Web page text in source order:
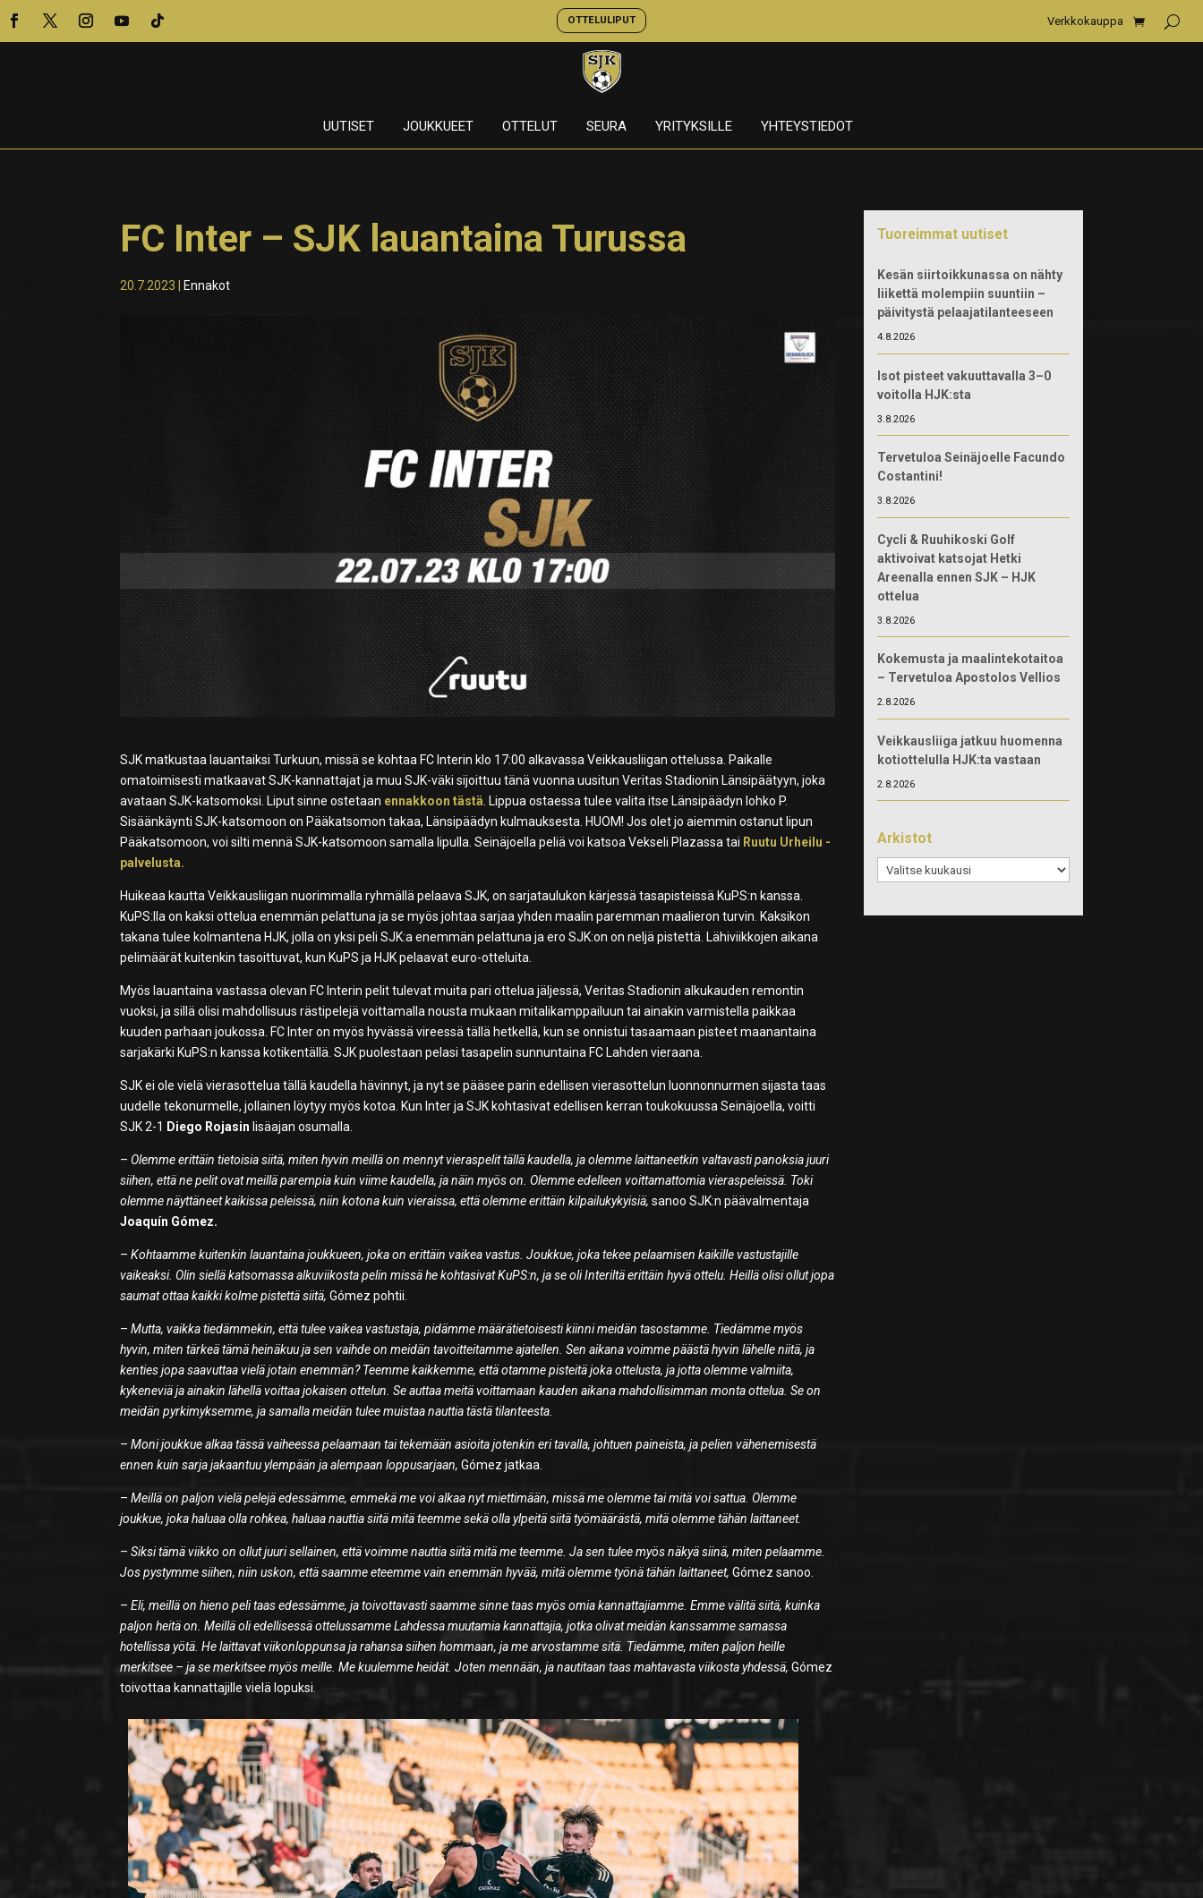
OTTELULIPUT Verkkokauppa
UUTISET JOUKKUEET OTTELUT SEURA YRITYKSILLE YHTEYSTIEDOT
FC Inter – SJK lauantaina Turussa
20.7.2023 Ennakot
SJK matkustaa lauantaiksi Turkuun, missä se kohtaa FC Interin klo 17:00 alkavassa Veikkausliigan ottelussa. Paikalle
omatoimisesti matkaavat SJK-kannattajat ja muu SJK-väki sijoittuu tänä vuonna uusitun Veritas Stadionin Länsipäätyyn, joka
avataan SJK-katsomoksi. Liput sinne ostetaan ennakkoon tästä. Lippua ostaessa tulee valita itse Länsipäädyn lohko P.
Sisäänkäynti SJK-katsomoon on Pääkatsomon takaa, Länsipäädyn kulmauksesta. HUOM! Jos olet jo aiemmin ostanut lipun
Pääkatsomoon, voi silti mennä SJK-katsomoon samalla lipulla. Seinäjoella peliä voi katsoa Vekseli Plazassa tai Ruutu Urheilu -
palvelusta.
Huikeaa kautta Veikkausliigan nuorimmalla ryhmällä pelaava SJK, on sarjataulukon kärjessä tasapisteissä KuPS:n kanssa.
KuPS:lla on kaksi ottelua enemmän pelattuna ja se myös johtaa sarjaa yhden maalin paremman maalieron turvin. Kaksikon
takana tulee kolmantena HJK, jolla on yksi peli SJK:a enemmän pelattuna ja ero SJK:on on neljä pistettä. Lähiviikkojen aikana
pelimäärät kuitenkin tasoittuvat, kun KuPS ja HJK pelaavat euro-otteluita.
Myös lauantaina vastassa olevan FC Interin pelit tulevat muita pari ottelua jäljessä, Veritas Stadionin alkukauden remontin
vuoksi, ja sillä olisi mahdollisuus rästipelejä voittamalla nousta mukaan mitalikamppailuun tai ainakin varmistella paikkaa
kuuden parhaan joukossa. FC Inter on myös hyvässä vireessä tällä hetkellä, kun se onnistui tasaamaan pisteet maanantaina
sarjakärki KuPS:n kanssa kotikentällä. SJK puolestaan pelasi tasapelin sunnuntaina FC Lahden vieraana.
SJK ei ole vielä vierasottelua tällä kaudella hävinnyt, ja nyt se pääsee parin edellisen vierasottelun luonnonnurmen sijasta taas
uudelle tekonurmelle, jollainen löytyy myös kotoa. Kun Inter ja SJK kohtasivat edellisen kerran toukokuussa Seinäjoella, voitti
SJK 2-1 Diego Rojasin lisäajan osumalla.
–Olemme erittäin tietoisia siitä, miten hyvin meillä on mennyt vieraspelit tällä kaudella, ja olemme laittaneetkin valtavasti panoksia juuri
siihen, että ne pelit ovat meillä parempia kuin viime kaudella, ja näin myös on. Olemme edelleen voittamattomia vieraspeleissä. Toki
olemme näyttäneet kaikissa peleissä, niin kotona kuin vieraissa, että olemme erittäin kilpailukykyisiä, sanoo SJK:n päävalmentaja
Joaquín Gómez.
–Kohtaamme kuitenkin lauantaina joukkueen, joka on erittäin vaikea vastus. Joukkue, joka tekee pelaamisen kaikille vastustajille
vaikeaksi. Olin siellä katsomassa alkuviikosta pelin missä he kohtasivat KuPS:n, ja se oli Interiltä erittäin hyvä ottelu. Heillä olisi ollut jopa
saumat ottaa kaikki kolme pistettä siitä, Gómez pohtii.
–Mutta, vaikka tiedämmekin, että tulee vaikea vastustaja, pidämme määrätietoisesti kiinni meidän tasostamme. Tiedämme myös
hyvin, miten tärkeä tämä heinäkuu ja sen vaihde on meidän tavoitteitamme ajatellen. Sen aikana voimme päästä hyvin lähelle niitä, ja
kenties jopa saavuttaa vielä jotain enemmän? Teemme kaikkemme, että otamme pisteitä joka ottelusta, ja jotta olemme valmiita,
kykeneviä ja ainakin lähellä voittaa jokaisen ottelun. Se auttaa meitä voittamaan kauden aikana mahdollisimman monta ottelua. Se on
meidän pyrkimyksemme, ja samalla meidän tulee muistaa nauttia tästä tilanteesta.
–Moni joukkue alkaa tässä vaiheessa pelaamaan tai tekemään asioita jotenkin eri tavalla, johtuen paineista, ja pelien vähenemisestä
ennen kuin sarja jakaantuu ylempään ja alempaan loppusarjaan, Gómez jatkaa.
–Meillä on paljon vielä pelejä edessämme, emmekä me voi alkaa nyt miettimään, missä me olemme tai mitä voi sattua. Olemme
joukkue, joka haluaa olla rohkea, haluaa nauttia siitä mitä teemme sekä olla ylpeitä siitä työmäärästä, mitä olemme tähän laittaneet.
–Siksi tämä viikko on ollut juuri sellainen, että voimme nauttia siitä mitä me teemme. Ja sen tulee myös näkyä siinä, miten pelaamme.
Jos pystymme siihen, niin uskon, että saamme eteemme vain enemmän hyvää, mitä olemme työnä tähän laittaneet, Gómez sanoo.
–Eli, meillä on hieno peli taas edessämme, ja toivottavasti saamme sinne taas myös omia kannattajiamme. Emme välitä siitä, kuinka
paljon heitä on. Meillä oli edellisessä ottelussamme Lahdessa muutamia kannattajia, jotka olivat meidän kanssamme samassa
hotellissa yötä. He laittavat viikonloppunsa ja rahansa siihen hommaan, ja me arvostamme sitä. Tiedämme, miten paljon heille
merkitsee – ja se merkitsee myös meille. Me kuulemme heidät. Joten mennään, ja nautitaan taas mahtavasta viikosta yhdessä, Gómez
toivottaa kannattajille vielä lopuksi.
Tuoreimmat uutiset
Kesän siirtoikkunassa on nähty
liikettä molempiin suuntiin –
päivitystä pelaajatilanteeseen
4.8.2026
Isot pisteet vakuuttavalla 3–0
voitolla HJK:sta
3.8.2026
Tervetuloa Seinäjoelle Facundo
Costantini!
3.8.2026
Cycli & Ruuhikoski Golf
aktivoivat katsojat Hetki
Areenalla ennen SJK – HJK
ottelua
3.8.2026
Kokemusta ja maalintekotaitoa
– Tervetuloa Apostolos Vellios
2.8.2026
Veikkausliiga jatkuu huomenna
kotiottelulla HJK:ta vastaan
2.8.2026
Arkistot
Arkistot